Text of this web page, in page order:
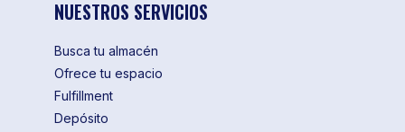
NUESTROS SERVICIOS
Busca tu almacén
Ofrece tu espacio
Fulfillment
Depósito